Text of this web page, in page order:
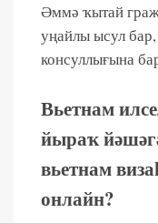
Әммә ҡытай
уңайлы ысул
консуллығына
Вьетнам
йыраҡ
вьетнам
онлайн?